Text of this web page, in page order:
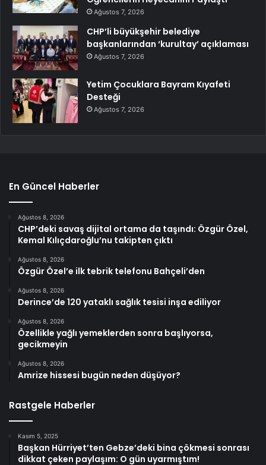
Ağustos 7, 2026
CHP’li büyükşehir belediye
başkanlarından ‘kurultay’ açıklaması
Ağustos 7, 2026
Yetim Çocuklara Bayram Kıyafeti
Desteği
Ağustos 7, 2026
En Güncel Haberler
Ağustos 8, 2026
CHP’deki savaş dijital ortama da taşındı: Özgür Özel,
Kemal Kılıçdaroğlu’nu takipten çıktı
Ağustos 8, 2026
Özgür Özel’e ilk tebrik telefonu Bahçeli’den
Ağustos 8, 2026
Derince’de 120 yataklı sağlık tesisi inşa ediliyor
Ağustos 8, 2026
Özellikle yağlı yemeklerden sonra başlıyorsa,
gecikmeyin
Ağustos 8, 2026
Amrize hissesi bugün neden düşüyor?
Rastgele Haberler
Kasım 5, 2025
Başkan Hürriyet’ten Gebze’deki bina çökmesi sonrası
dikkat çeken paylaşım: O gün uyarmıştım!